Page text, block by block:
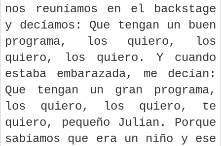
nos reuníamos en el backstage
y decíamos: Que tengan un buen
programa, los quiero, los
quiero, los quiero. Y cuando
estaba embarazada, me decían:
Que tengan un gran programa,
los quiero, los quiero, te
quiero, pequeño Julian. Porque
sabíamos que era un niño y ese